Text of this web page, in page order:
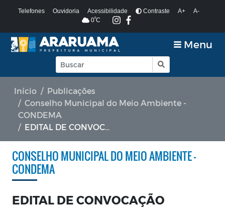
Telefones Ouvidoria Acessibilidade Contraste A+
A-
0ºC
Menu
Início
Publicações
Conselho Municipal do Meio Ambiente -
CONDEMA
EDITAL DE CONVOCAÇÃO
CONSELHO MUNICIPAL DO MEIO AMBIENTE -
CONDEMA
EDITAL DE CONVOCAÇÃO